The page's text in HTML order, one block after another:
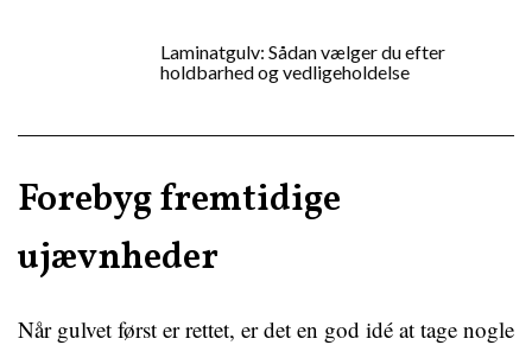
Laminatgulv: Sådan vælger du efter
holdbarhed og vedligeholdelse
Forebyg fremtidige
ujævnheder
Når gulvet først er rettet, er det en god idé at tage nogle